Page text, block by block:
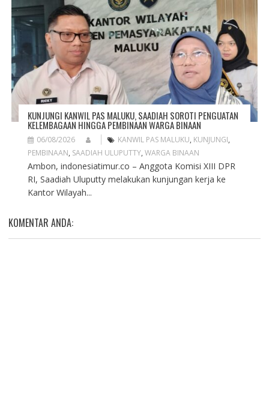
KUNJUNGI KANWIL PAS MALUKU, SAADIAH SOROTI PENGUATAN
KELEMBAGAAN HINGGA PEMBINAAN WARGA BINAAN
06/08/2026 KANWIL PAS MALUKU, KUNJUNGI,
PEMBINAAN, SAADIAH ULUPUTTY, WARGA BINAAN
Ambon, indonesiatimur.co – Anggota Komisi XIII DPR
RI, Saadiah Uluputty melakukan kunjungan kerja ke
Kantor Wilayah...
KOMENTAR ANDA: